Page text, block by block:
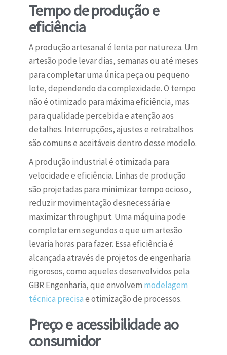
Tempo de produção e
eficiência
A produção artesanal é lenta por natureza. Um
artesão pode levar dias, semanas ou até meses
para completar uma única peça ou pequeno
lote, dependendo da complexidade. O tempo
não é otimizado para máxima eficiência, mas
para qualidade percebida e atenção aos
detalhes. Interrupções, ajustes e retrabalhos
são comuns e aceitáveis dentro desse modelo.
A produção industrial é otimizada para
velocidade e eficiência. Linhas de produção
são projetadas para minimizar tempo ocioso,
reduzir movimentação desnecessária e
maximizar throughput. Uma máquina pode
completar em segundos o que um artesão
levaria horas para fazer. Essa eficiência é
alcançada através de projetos de engenharia
rigorosos, como aqueles desenvolvidos pela
GBR Engenharia, que envolvem modelagem
técnica precisae otimização de processos.
Preço e acessibilidade ao
consumidor